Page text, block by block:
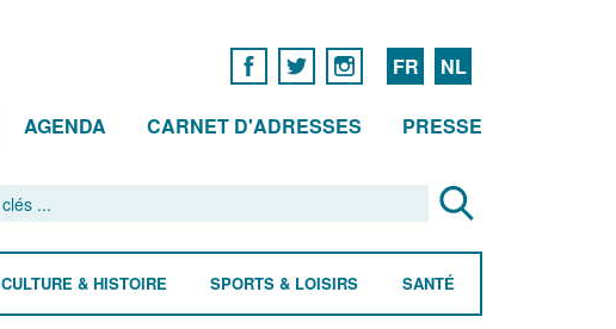
FR NL
AGENDA CARNET D'ADRESSES PRESSE
CULTURE & HISTOIRE SPORTS & LOISIRS SANTÉ